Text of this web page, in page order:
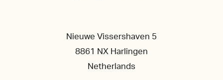
Nieuwe Vissershaven 5
8861 NX Harlingen
Netherlands